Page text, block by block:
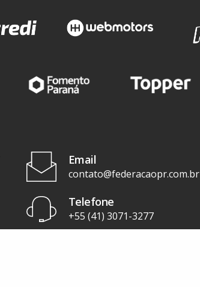
Email
contato@federacaopr.com.br
Telefone
+55 (41) 3071-3277